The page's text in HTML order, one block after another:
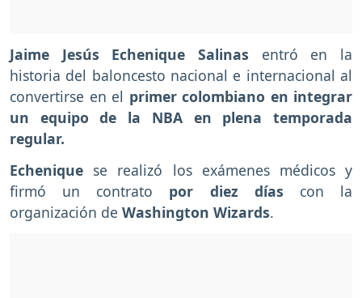
Jaime Jesús Echenique Salinas entró en la
historia del baloncesto nacional e internacional al
convertirse en el primer colombiano en integrar
un equipo de la NBA en plena temporada
regular.
Echenique se realizó los exámenes médicos y
firmó un contrato por diez días con la
organización de Washington Wizards.